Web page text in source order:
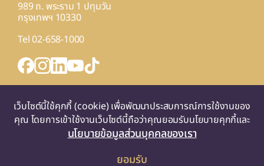
989 ถ. พระราม 1 ปทุมวัน
กรุงเทพฯ 10330
Tel 02-658-1000
แผนที่
เว็บไซต์นี้ใช้คุกกี้ (cookie) เพื่อพัฒนาประสบการณ์การใช้งานของ
คุณ โดยการเข้าใช้งานเว็บไซต์นี้ถือว่าคุณยอมรับนโยบายคุกกี้และ
นโยบายข้อมูลส่วนบุคคลของเรา
ยอมรับ